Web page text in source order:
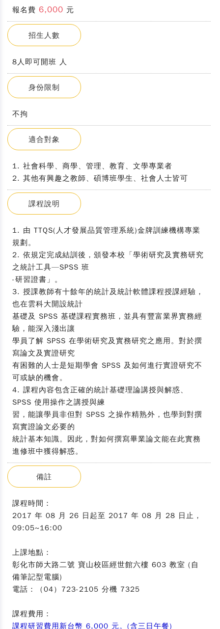
報名費 6,000 元
招生人數
8人即可開班 人
身份限制
不拘
適合對象
1. 社會科學、商學、管理、教育、文學專業者
2. 其他有興趣之教師、碩博班學生、社會人士皆可
課程說明
1. 由 TTQS(人才發展品質管理系統)金牌訓練機構專業
規劃。
2. 依規定完成結訓後，頒發本校「學術研究及實務研究
之統計工具—SPSS 班
-研習證書」。
3. 授課教師有十餘年的統計及統計軟體課程授課經驗，
也在雲科大開設統計
基礎及 SPSS 基礎課程實務班，並具有豐富業界實務經
驗，能深入淺出讓
學員了解 SPSS 在學術研究及實務研究之應用。對於撰
寫論文及實證研究
有困難的人士是短期學會 SPSS 及如何進行實證研究不
可或缺的機會。
4. 課程內容包含正確的統計基礎理論講授與解惑、
SPSS 使用操作之講授與練
習，能讓學員非但對 SPSS 之操作精熟外，也學到對撰
寫實證論文必要的
統計基本知識。因此，對如何撰寫畢業論文能在此實務
進修班中獲得解惑。
備註
課程時間：
2017 年 08 月 26 日起至 2017 年 08 月 28 日止，
09:05~16:00
上課地點：
彰化市師大路二號 寶山校區經世館六樓 603 教室 (自
備筆記型電腦)
電話：（04）723-2105 分機 7325
課程費用：
課程研習費用新台幣 6,000 元。(含三日午餐)